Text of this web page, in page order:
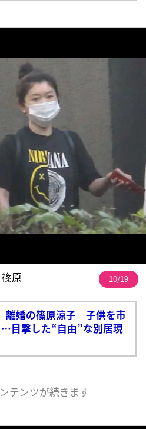
原 10/19
離婚の篠原涼子 子供を市
目撃した“自由”な別居現
テンツが続きます